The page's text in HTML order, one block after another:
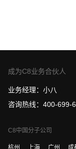
成为C8业务合伙人
业务经理：小八
咨询热线：400-699-
C8中国分子公司
杭州 上海 广州 成